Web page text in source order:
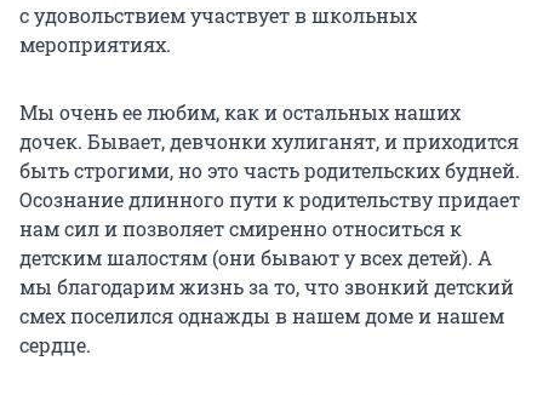
с удовольствием участвует в школьных
мероприятиях.
Мы очень ее любим, как и остальных наших
дочек. Бывает, девчонки хулиганят, и приходится
быть строгими, но это часть родительских будней.
Осознание длинного пути к родительству придает
нам сил и позволяет смиренно относиться к
детским шалостям (они бывают у всех детей). А
мы благодарим жизнь за то, что звонкий детский
смех поселился однажды в нашем доме и нашем
сердце.